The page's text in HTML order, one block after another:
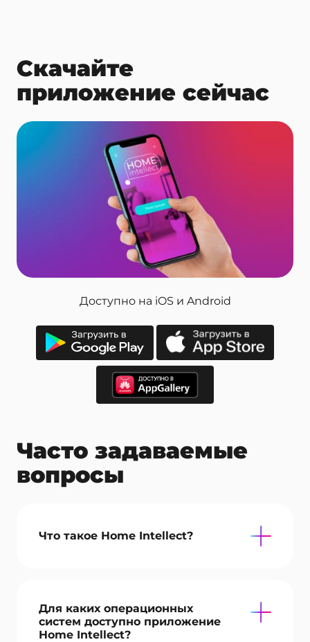
Скачайте
приложение сейчас
Доступнона iOS и Android
Часто задаваемые
вопросы
Что такое Home Intellect?
Для каких операционных
систем доступно приложение
Home Intellect?